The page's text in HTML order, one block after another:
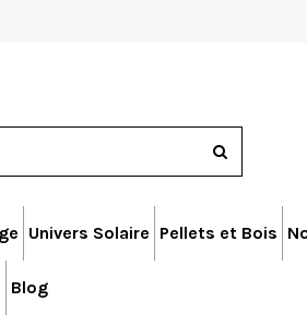
Univers Solaire Pellets et Bois
Blog